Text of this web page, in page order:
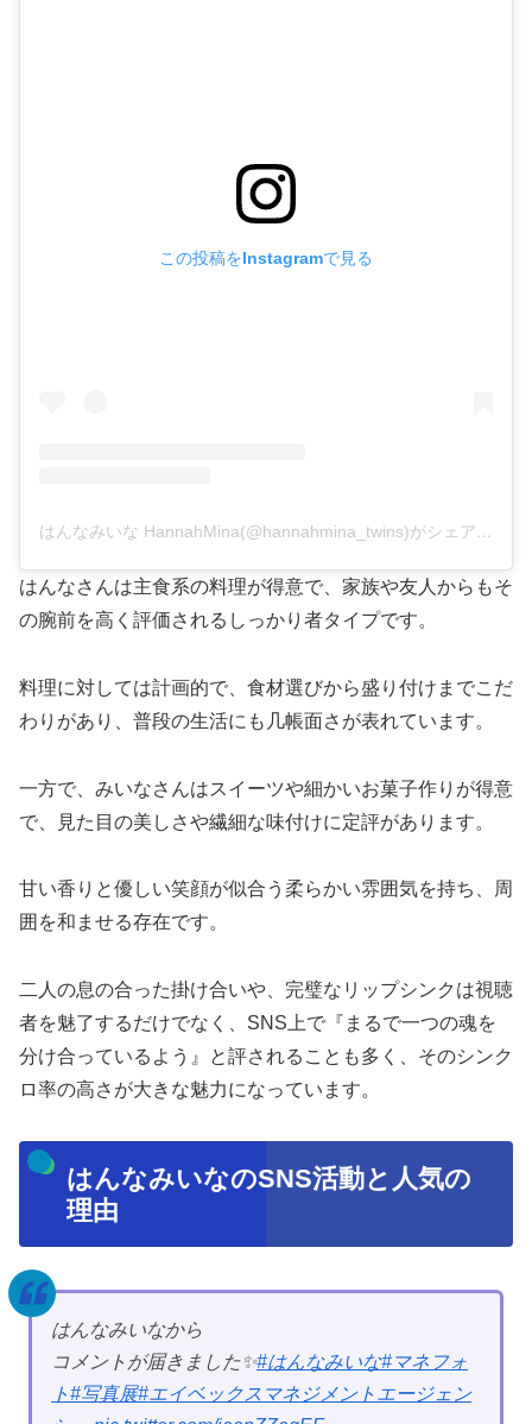
この投稿をInstagramで見る
はんなみいな HannahMina(@hannahmina_twins)がシェアした投稿
はんなさんは主食系の料理が得意で、家族や友人からもそ
の腕前を高く評価されるしっかり者タイプです。
料理に対しては計画的で、食材選びから盛り付けまでこだ
わりがあり、普段の生活にも几帳面さが表れています。
一方で、みいなさんはスイーツや細かいお菓子作りが得意
で、見た目の美しさや繊細な味付けに定評があります。
甘い香りと優しい笑顔が似合う柔らかい雰囲気を持ち、周
囲を和ませる存在です。
二人の息の合った掛け合いや、完璧なリップシンクは視聴
者を魅了するだけでなく、SNS上で『まるで一つの魂を
分け合っているよう』と評されることも多く、そのシンク
ロ率の高さが大きな魅力になっています。
はんなみいなのSNS活動と人気の
理由
はんなみいなから
コメントが届きました✨#はんなみいな#マネフォ
ト#写真展#エイベックスマネジメントエージェン